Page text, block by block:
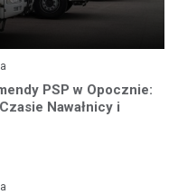
PSP w Opocznie:
Nawałnicy i